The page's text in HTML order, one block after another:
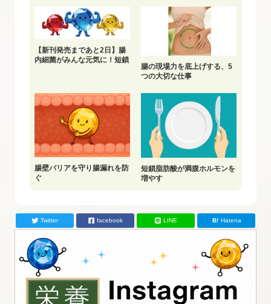
【新刊発売まであと2日】腸
内細菌がみんな元気に！短鎖
腸の現場力を底上げする、5
つの大切な仕事
腸壁バリアを守り腸漏れを防
ぐ
短鎖脂肪酸が満腹ホルモンを
増やす
Twitter facebook LINE Hatena